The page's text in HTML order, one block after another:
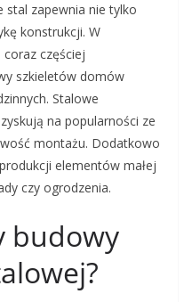
stal zapewnia nie tylko
konstrukcji. W
częściej
szkieletów domów
Stalowe
na popularności ze
montażu. Dodatkowo
elementów małej
czy ogrodzenia.
budowy